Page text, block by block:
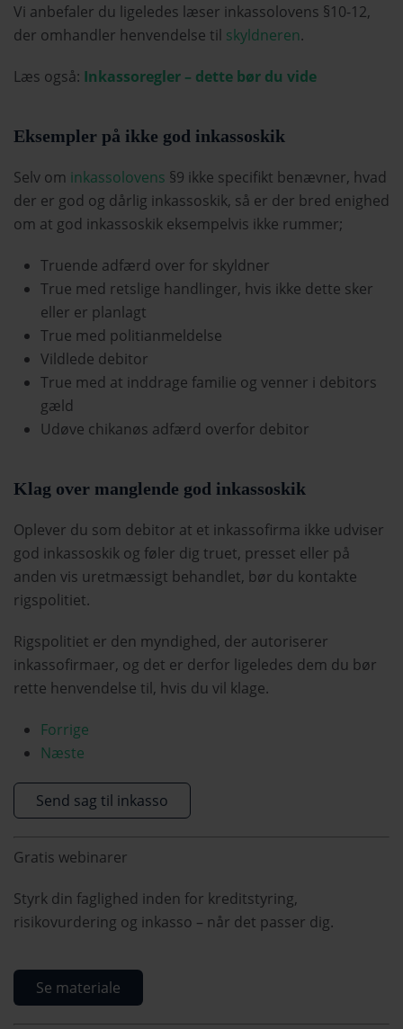
Vi anbefaler du ligeledes læser inkassolovens §10-12,
der omhandler henvendelse til skyldneren.
Læs også: Inkassoregler – dette bør du vide
Eksempler på ikke god inkassoskik
Selv om inkassolovens §9 ikke specifikt benævner, hvad
der er god og dårlig inkassoskik, så er der bred enighed
om at god inkassoskik eksempelvis ikke rummer;
Truende adfærd over for skyldner
True med retslige handlinger, hvis ikke dette sker
eller er planlagt
True med politianmeldelse
Vildlede debitor
True med at inddrage familie og venner i debitors
gæld
Udøve chikanøs adfærd overfor debitor
Klag over manglende god inkassoskik
Oplever du som debitor at et inkassofirma ikke udviser
god inkassoskik og føler dig truet, presset eller på
anden vis uretmæssigt behandlet, bør du kontakte
rigspolitiet.
Rigspolitiet er den myndighed, der autoriserer
inkassofirmaer, og det er derfor ligeledes dem du bør
rette henvendelse til, hvis du vil klage.
Forrige
Næste
Send sag til inkasso
Gratis webinarer
Styrk din faglighed inden for kreditstyring,
risikovurdering og inkasso – når det passer dig.
Se materiale